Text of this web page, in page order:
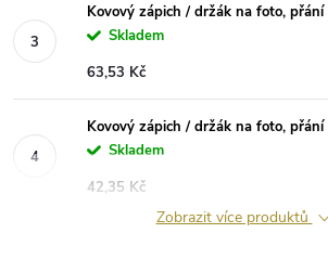
Kovový zápich / držák na foto,
Skladem
63,53 Kč
Kovový zápich / držák na foto,
Skladem
42,35 Kč
Zobrazit více produktů